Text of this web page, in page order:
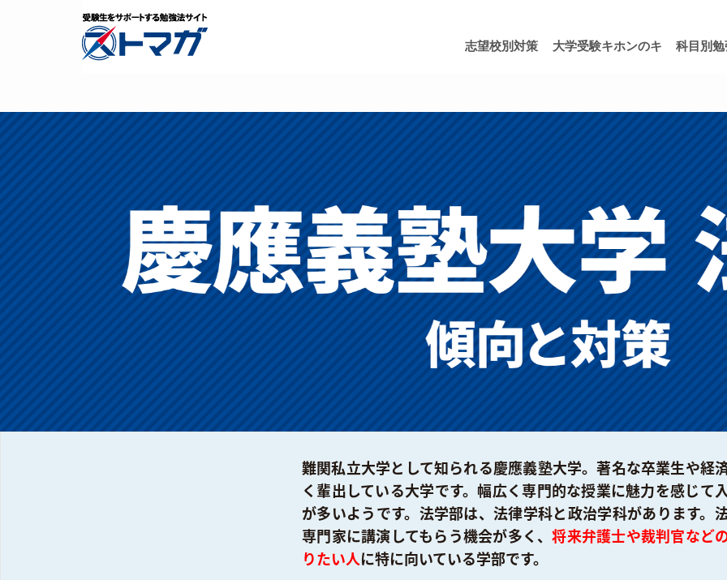
志望校別対策 大学受験キホンのキ 科目別
難関私立大学として知られる慶應義塾大学。著名な卒業生や経
く輩出している大学です。幅広く専門的な授業に魅力を感じて
が多いようです。法学部は、法律学科と政治学科があります。
専門家に講演してもらう機会が多く、将来弁護士や裁判官など
りたい人に特に向いている学部です。